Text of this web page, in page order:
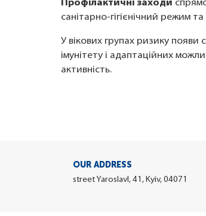
Профілактичні заходи
санітарно-гігієнічний режим та
У вікових групах ризику
імунітету і адаптаційних
активність.
OUR ADDRESS
street Yaroslavl, 41, Kyiv, 04071